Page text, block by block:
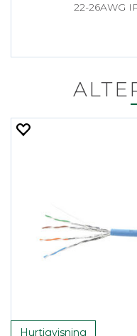
22-26AWG
Hurtigvisning